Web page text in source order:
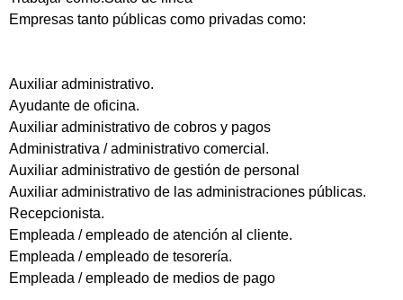
Empresas tanto públicas como privadas como:
Auxiliar administrativo.
Ayudante de oficina.
Auxiliar administrativo de cobros y pagos
Administrativa / administrativo comercial.
Auxiliar administrativo de gestión de personal
Auxiliar administrativo de las administraciones públicas.
Recepcionista.
Empleada / empleado de atención al cliente.
Empleada / empleado de tesorería.
Empleada / empleado de medios de pago